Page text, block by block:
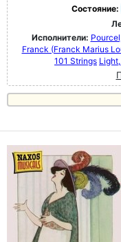
Состояние:
Исполнители:
Franck (Franck Marius
101 Strings